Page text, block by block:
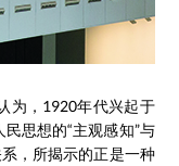
为，1920年代兴起于
思想的“主观感知”与
，所揭示的正是一种